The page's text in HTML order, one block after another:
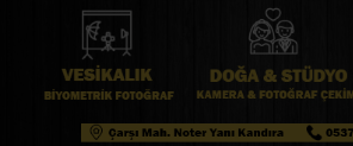
Başkanı Gürcan Yalçıntuğ’un yanı sıra
Yardımcısı Yurtseven Boran, İl Kadın
Yardımcısı Neşe Açıkgöz, İzmit
Fatmagül Terzi ile ilçe yöneticileri ve